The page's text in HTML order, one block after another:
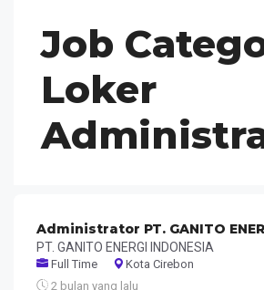
Job
Loker
Administrator PT. GANITO
PT. GANITO ENERGI INDONESIA
Full Time
Kota Cirebon
2 bulan yang lalu